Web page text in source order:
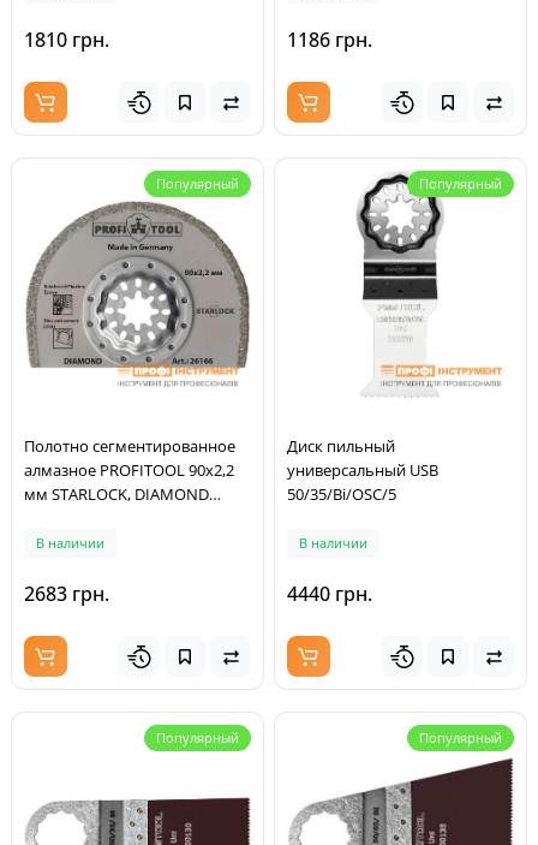
1810 грн. 1186 грн.
Популярный
Полотно сегментированное
алмазное PROFITOOL 90х2,2
мм STARLOCK, DIAMOND
В наличии
2683 грн.
Популярный
Диск пильный
универсальный USB
50/35/Bi/OSC/5
В наличии
4440 грн.
Популярный Популярный